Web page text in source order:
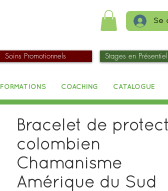
Se
Soins Promotionnels Stages en
FORMATIONS COACHING CATALOGUE
Bracelet de
colombien
Chamanisme
Amérique du Sud